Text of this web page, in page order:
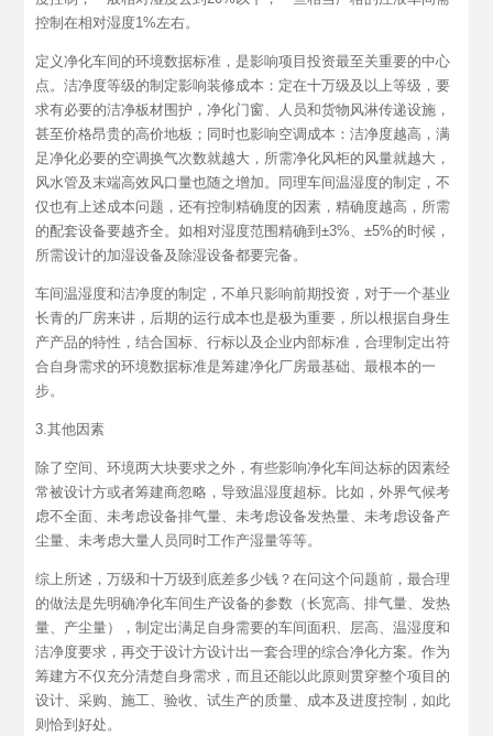
控制在相对湿度1%左右。
定义净化车间的环境数据标准，是影响项目投资最至关重要的中心
点。洁净度等级的制定影响装修成本：定在十万级及以上等级，要
求有必要的洁净板材围护，净化门窗、人员和货物风淋传递设施，
甚至价格昂贵的高价地板；同时也影响空调成本：洁净度越高，满
足净化必要的空调换气次数就越大，所需净化风柜的风量就越大，
风水管及末端高效风口量也随之增加。同理车间温湿度的制定，不
仅也有上述成本问题，还有控制精确度的因素，精确度越高，所需
的配套设备要越齐全。如相对湿度范围精确到±3%、±5%的时候，
所需设计的加湿设备及除湿设备都要完备。
车间温湿度和洁净度的制定，不单只影响前期投资，对于一个基业
长青的厂房来讲，后期的运行成本也是极为重要，所以根据自身生
产产品的特性，结合国标、行标以及企业内部标准，合理制定出符
合自身需求的环境数据标准是筹建净化厂房最基础、最根本的一
步。
3.其他因素
除了空间、环境两大块要求之外，有些影响净化车间达标的因素经
常被设计方或者筹建商忽略，导致温湿度超标。比如，外界气候考
虑不全面、未考虑设备排气量、未考虑设备发热量、未考虑设备产
尘量、未考虑大量人员同时工作产湿量等等。
综上所述，万级和十万级到底差多少钱？在问这个问题前，最合理
的做法是先明确净化车间生产设备的参数（长宽高、排气量、发热
量、产尘量），制定出满足自身需要的车间面积、层高、温湿度和
洁净度要求，再交于设计方设计出一套合理的综合净化方案。作为
筹建方不仅充分清楚自身需求，而且还能以此原则贯穿整个项目的
设计、采购、施工、验收、试生产的质量、成本及进度控制，如此
则恰到好处。